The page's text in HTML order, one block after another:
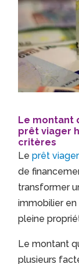
Le montant
prêt viager
critères
Leprêt
de
transformer
immobilier
pleine
Le montant
plusieurs